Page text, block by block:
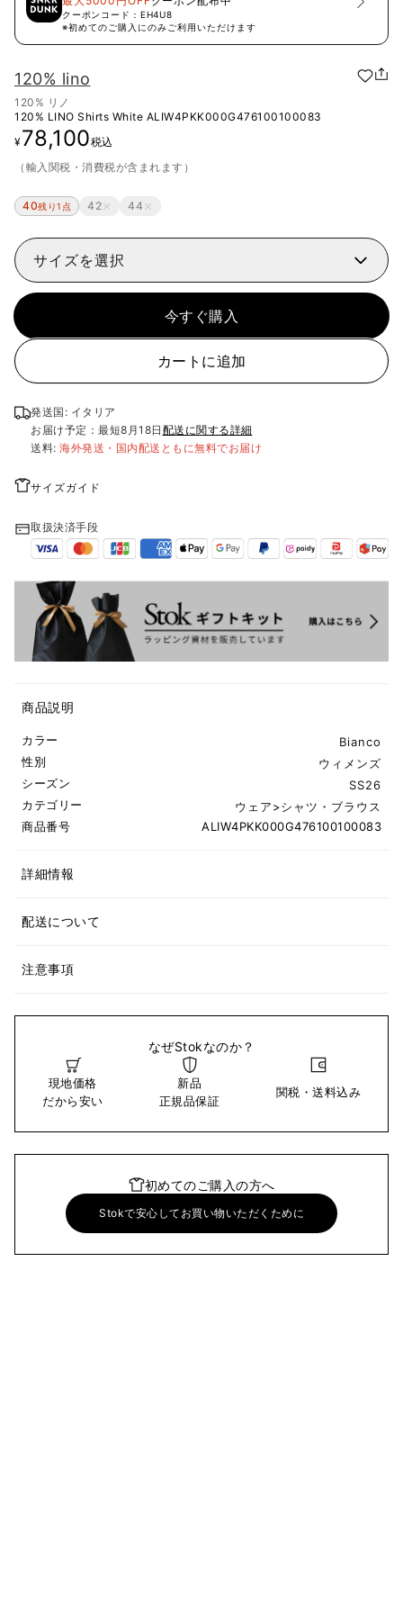
クーポンコード： EH4U8
※初めてのご購入にのみご利用いただけます
120% lino
120% リノ
120% LINO Shirts White ALIW4PKK000G476100100083
¥78,100税込
（輸入関税・消費税が含まれます）
40残り1点 42 44
サイズを選択
今すぐ購入
カートに追加
発送国: イタリア
お届け予定：最短8月18日 配送に関する詳細
送料: 海外発送・国内配送ともに無料でお届け
サイズガイド
取扱決済手段
商品説明
カラー
Bianco
性別
ウィメンズ
シーズン
SS26
カテゴリー
ウェア>シャツ・ブラウス
商品番号
ALIW4PKK000G476100100083
詳細情報
配送について
注意事項
なぜStokなのか？
現地価格
だから安い
新品
正規品保証
関税・送料込み
初めてのご購入の方へ
Stokで安心してお買い物いただくために